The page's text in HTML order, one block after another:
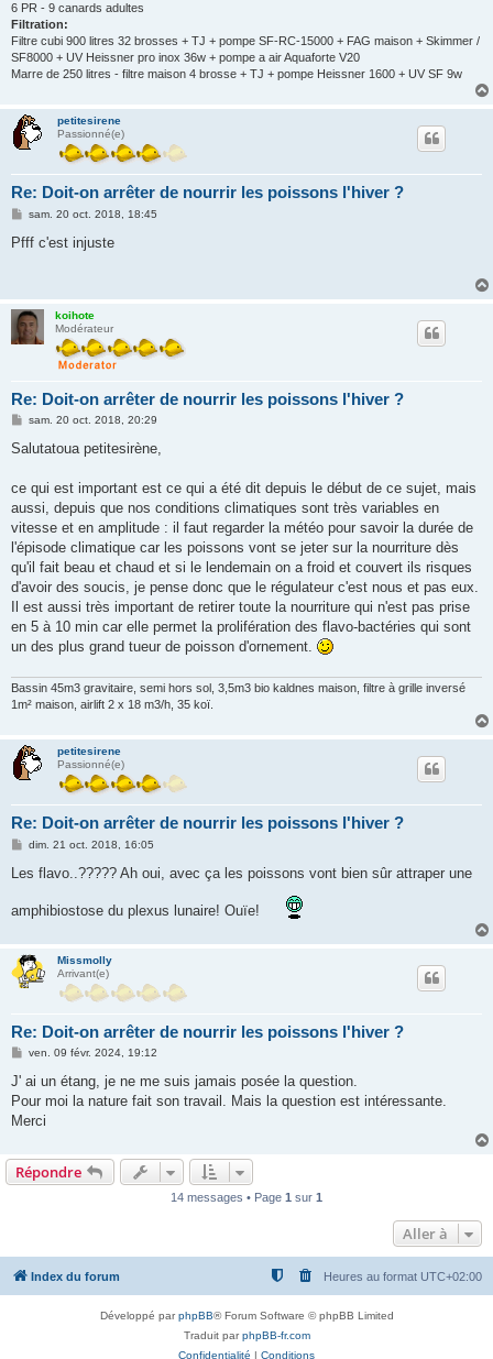
6 PR - 9 canards adultes
Filtration:
Filtre cubi 900 litres 32 brosses + TJ + pompe SF-RC-15000 + FAG maison + Skimmer /
SF8000 + UV Heissner pro inox 36w + pompe a air Aquaforte V20
Marre de 250 litres - filtre maison 4 brosse + TJ + pompe Heissner 1600 + UV SF 9w
petitesirene
Passionné(e)
Re: Doit-on arrêter de nourrir les poissons l'hiver ?
M
s
sam. 20 oct. 2018, 18:45
Pfff c'est injuste
koihote
Modérateur
Re: Doit-on arrêter de nourrir les poissons l'hiver ?
M
s
g
sam. 20 oct. 2018, 20:29
Salutatoua petitesirène,
ce qui est important est ce qui a été dit depuis le début de ce sujet, mais
aussi, depuis que nos conditions climatiques sont très variables en
vitesse et en amplitude : il faut regarder la météo pour savoir la durée de
l'épisode climatique car les poissons vont se jeter sur la nourriture dès
qu'il fait beau et chaud et si le lendemain on a froid et couvert ils risques
d'avoir des soucis, je pense donc que le régulateur c'est nous et pas eux.
Il est aussi très important de retirer toute la nourriture qui n'est pas prise
en 5 à 10 min car elle permet la prolifération des flavo-bactéries qui sont
un des plus grand tueur de poisson d'ornement.
Bassin 45m3 gravitaire, semi hors sol, 3,5m3 bio kaldnes maison, filtre à grille inversé
1m² maison, airlift 2 x 18 m3/h, 35 koï.
petitesirene
Passionné(e)
Re: Doit-on arrêter de nourrir les poissons l'hiver ?
M
s
g
dim. 21 oct. 2018, 16:05
Les flavo..????? Ah oui, avec ça les poissons vont bien sûr attraper une
amphibiostose du plexus lunaire! Ouïe!
Missmolly
Arrivant(e)
Re: Doit-on arrêter de nourrir les poissons l'hiver ?
M
s
a
g
ven. 09 févr. 2024, 19:12
J' ai un étang, je ne me suis jamais posée la question.
Pour moi la nature fait son travail. Mais la question est intéressante.
Merci
Répondre
14 messages • Page 1 sur 1
Aller à
Index du forum Heures au format UTC+02:00
Développé parphpBB® Forum Software © phpBB Limited
Traduit parphpBB-fr.com
Confidentialité | Conditions